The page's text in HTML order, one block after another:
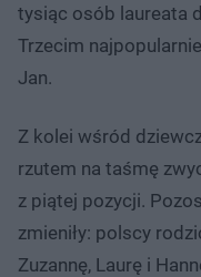
tysiąc osób laureata
Trzecim
Jan.
Z kolei wśród
rzutem na taśmę
z piątej pozycji.
zmieniły: polscy
Zuzannę, Laurę i